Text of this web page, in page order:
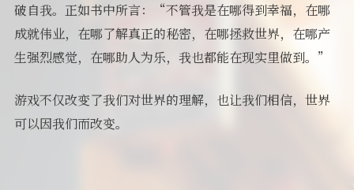
破自我。正如书中所言：“不管我是在哪得到幸福，在哪
成就伟业，在哪了解真正的秘密，在哪拯救世界，在哪产
生强烈感觉，在哪助人为乐，我也都能在现实里做到。”
游戏不仅改变了我们对世界的理解，也让我们相信，世界
可以因我们而改变。